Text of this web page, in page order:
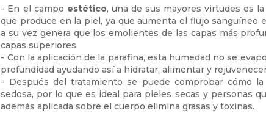
- En el campo estético, una de sus mayores virtudes es
que produce en la piel, ya que aumenta el flujo sanguíneo
a su vez genera que los emolientes de las capas más
capas superiores
- Con la aplicación de la parafina, esta humedad no se
profundidad ayudando así a hidratar, alimentar y
- Después del tratamiento se puede comprobar cómo
sedosa, por lo que es ideal para pieles secas y personas
además aplicada sobre el cuerpo elimina grasas y toxinas.